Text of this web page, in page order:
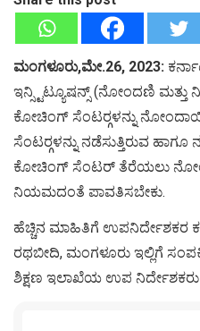
ಮಂಗಳೂರು,ಮೇ.26, 2023:
ಇನ್ಸ್ಟಿಟ್ಯೂಷನ್ಸ್ (ನೋಂದಣಿ
ಕೋಚಿಂಗ್ ಸೆಂಟರ್‍ಗಳನ್ನು
ಸೆಂಟರ್‍ಗಳನ್ನು ನಡೆಸುತ್ತಿರುವ
ಕೋಚಿಂಗ್ ಸೆಂಟರ್ ತೆರೆಯಲು
ನಿಯಮದಂತೆ ಪಾವತಿಸಬೇಕು.
ಹೆಚ್ಚಿನ ಮಾಹಿತಿಗೆ ಉಪನಿರ್ದೇಶಕರ
ರಥಬೀದಿ, ಮಂಗಳೂರು ಇಲ್ಲಿಗೆ
ಶಿಕ್ಷಣ ಇಲಾಖೆಯ ಉಪ ನಿರ್ದೇಶಕರು